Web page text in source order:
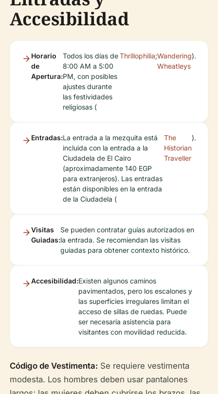
Accesibilidad
Horario
de
Apertura:
Todos los días de
8:00 AM a 5:00
PM, con posibles
ajustes durante
las festividades
religiosas (
Thrillophilia;Wandering
Wheatleys
).
Entradas:La entrada a la mezquita está
incluida con la entrada a la
Ciudadela de El Cairo
(aproximadamente 140 EGP
para extranjeros). Las entradas
están disponibles en la entrada
de la Ciudadela (
The
Historian
Traveller
).
Visitas
Guiadas:
Se pueden contratar guías autorizados en
la entrada. Se recomiendan las visitas
guiadas para obtener contexto histórico.
Accesibilidad:Existen algunos caminos
pavimentados, pero los escalones y
las superficies irregulares limitan el
acceso de sillas de ruedas. Puede
ser necesaria asistencia para
visitantes con movilidad reducida.
Código de Vestimenta: Se requiere vestimenta
modesta. Los hombres deben usar pantalones